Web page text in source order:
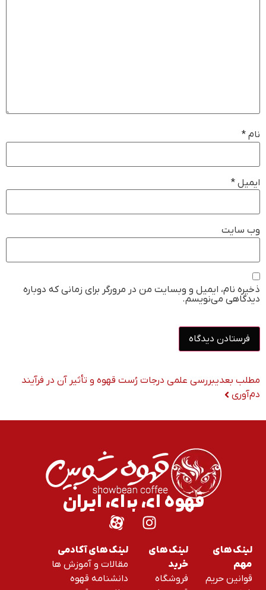
نام *
ایمیل *
وب‌ سایت
ذخیره نام، ایمیل و وبسایت من در مرورگر برای زمانی که دوباره
دیدگاهی می‌نویسم.
مطلب بعدیبررسی علمی درجات رُست قهوه و تأثیر آن در فرآیند
دم‌آوری
قهوه ای برای ایران
لینک های
مهم
قوانین حریم
لینک های
خرید
فروشگاه
لینک های آکادمی
مقالات و آموزش ها
دانشنامه قهوه